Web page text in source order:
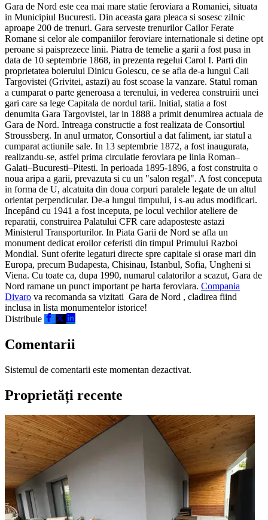
Gara de Nord este cea mai mare statie feroviara a Romaniei, situata
in Municipiul Bucuresti. Din aceasta gara pleaca si sosesc zilnic
aproape 200 de trenuri. Gara serveste trenurilor Cailor Ferate
Romane si celor ale companiilor feroviare internationale si detine opt
peroane si paisprezece linii. Piatra de temelie a garii a fost pusa in
data de 10 septembrie 1868, in prezenta regelui Carol I. Parti din
proprietatea boierului Dinicu Golescu, ce se afla de-a lungul Caii
Targovistei (Grivitei, astazi) au fost scoase la vanzare. Statul roman
a cumparat o parte generoasa a terenului, in vederea construirii unei
gari care sa lege Capitala de nordul tarii. Initial, statia a fost
denumita Gara Targovistei, iar in 1888 a primit denumirea actuala de
Gara de Nord. Intreaga constructie a fost realizata de Consortiul
Stroussberg. In anul urmator, Consortiul a dat faliment, iar statul a
cumparat actiunile sale. In 13 septembrie 1872, a fost inaugurata,
realizandu-se, astfel prima circulatie feroviara pe linia Roman–
Galati–Bucuresti–Pitesti. In perioada 1895-1896, a fost construita o
noua aripa a garii, prevazuta si cu un "salon regal". A fost conceputa
in forma de U, alcatuita din doua corpuri paralele legate de un altul
orientat perpendicular. De-a lungul timpului, i s-au adus modificari.
Incepând cu 1941 a fost inceputa, pe locul vechilor ateliere de
reparatii, construirea Palatului CFR care adaposteste astazi
Ministerul Transporturilor. In Piata Garii de Nord se afla un
monument dedicat eroilor ceferisti din timpul Primului Razboi
Mondial. Sunt oferite legaturi directe spre capitale si orase mari din
Europa, precum Budapesta, Chisinau, Istanbul, Sofia, Ungheni si
Viena. Cu toate ca, dupa 1990, numarul calatorilor a scazut, Gara de
Nord ramane un punct important pe harta feroviara. Compania
Divaro va recomanda sa vizitati Gara de Nord , cladirea fiind
inclusa in lista monumentelor istorice!
Distribuie
Comentarii
Sistemul de comentarii este momentan dezactivat.
Proprietăți recente